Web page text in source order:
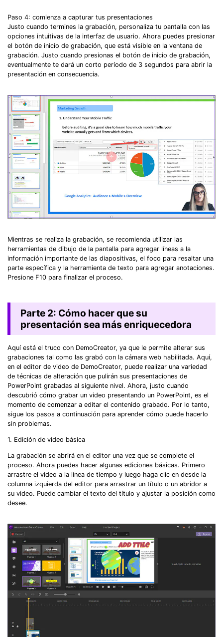
Paso 4: comienza a capturar tus presentaciones
Justo cuando termines la grabación, personaliza tu pantalla con las
opciones intuitivas de la interfaz de usuario. Ahora puedes presionar
el botón de inicio de grabación, que está visible en la ventana de
grabación. Justo cuando presionas el botón de inicio de grabación,
eventualmente te dará un corto período de 3 segundos para abrir la
presentación en consecuencia.
Mientras se realiza la grabación, se recomienda utilizar las
herramientas de dibujo de la pantalla para agregar líneas a la
información importante de las diapositivas, el foco para resaltar una
parte específica y la herramienta de texto para agregar anotaciones.
Presione F10 para finalizar el proceso.
Parte 2: Cómo hacer que su
presentación sea más enriquecedora
Aquí está el truco con DemoCreator, ya que le permite alterar sus
grabaciones tal como las grabó con la cámara web habilitada. Aquí,
en el editor de video de DemoCreator, puede realizar una variedad
de técnicas de alteración que pulirán sus presentaciones de
PowerPoint grabadas al siguiente nivel. Ahora, justo cuando
descubrió cómo grabar un video presentando un PowerPoint, es el
momento de comenzar a editar el contenido grabado. Por lo tanto,
sigue los pasos a continuación para aprender cómo puede hacerlo
sin problemas.
1. Edición de video básica
La grabación se abrirá en el editor una vez que se complete el
proceso. Ahora puedes hacer algunas ediciones básicas. Primero
arrastre el video a la línea de tiempo y luego haga clic en desde la
columna izquierda del editor para arrastrar un título o un abridor a
su video. Puede cambiar el texto del título y ajustar la posición como
desee.